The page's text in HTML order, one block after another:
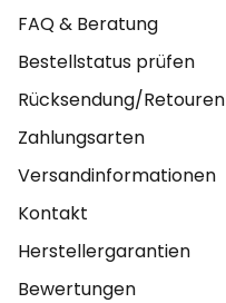
FAQ & Beratung
Bestellstatus prüfen
Rücksendung/Retouren
Zahlungsarten
Versandinformationen
Kontakt
Herstellergarantien
Bewertungen